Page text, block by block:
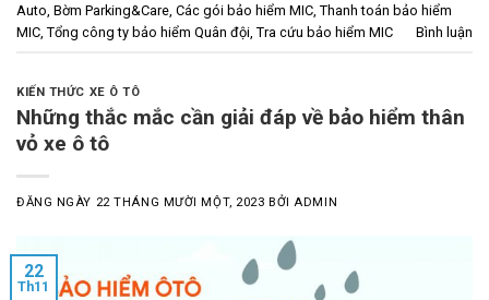
Auto Bờm Parking&Care Các gói bảo hiểm MIC Thanh toán bảo hiểm
MIC Tổng công ty bảo hiểm Quân đội Tra cứu bảo hiểm MIC Bình luận
KIẾN THỨC XE Ô TÔ
Những thắc mắc cần giải đáp về bảo hiểm thân
vỏ xe ô tô
ĐĂNG NGÀY 22 THÁNG MƯỜI MỘT, 2023 BỞIADMIN
22
Th11